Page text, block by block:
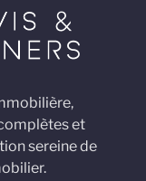
et
sereine de